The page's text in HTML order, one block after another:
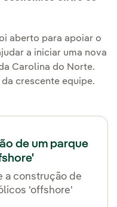
externo, abra em uma
aberto para apoiar o
a iniciar uma nova
Carolina do Norte.
crescente equipe.
de um parque
a construção de
'offshore'